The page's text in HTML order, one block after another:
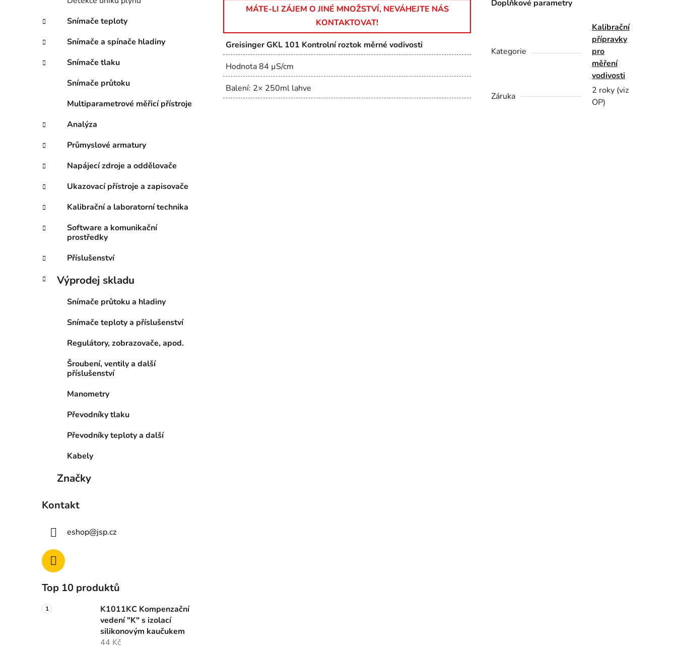
Snímače teploty
Snímače a spínače hladiny
Snímače tlaku
Snímače průtoku
Multiparametrové měřicí přístroje
Analýza
Průmyslové armatury
Napájecí zdroje a oddělovače
Ukazovací přístroje a zapisovače
Kalibrační a laboratorní technika
Software a komunikační
prostředky
Příslušenství
Výprodej skladu
Snímače průtoku a hladiny
Snímače teploty a příslušenství
Regulátory, zobrazovače, apod.
Šroubení, ventily a další
příslušenství
Manometry
Převodníky tlaku
Převodníky teploty a další
Kabely
Značky
Kontakt
eshop@jsp.cz
Top 10 produktů
K1011KC Kompenzační
vedení "K" s izolací
silikonovým kaučukem
44 Kč
MÁTE-LI ZÁJEM O JINÉ MNOŽSTVÍ, NEVÁHEJTE NÁS
KONTAKTOVAT!
Greisinger GKL 101 Kontrolní roztok měrné vodivosti
Hodnota 84 µS/cm
Balení: 2× 250ml lahve
Doplňkové parametry
Kategorie
Kalibrační
přípravky
pro
měření
vodivosti
Záruka
2 roky (viz
OP)